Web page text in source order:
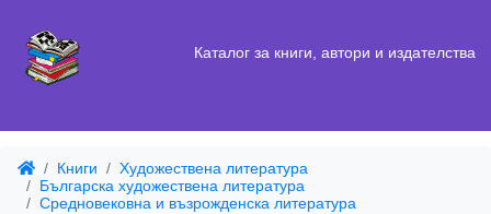
Каталог за книги, автори и издателства
Книги
Художествена литература
Българска художествена литература
Средновековна и възрожденска литература